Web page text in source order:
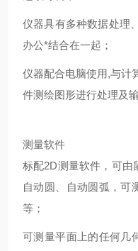
仪器具有多种数据处理
办公*结合在一起；
仪器配合电脑使用,与计
件测绘图形进行处理及
测量软件
标配2D测量软件，可由
自动圆、自动圆弧，可
等 ；
可测量平面上的任何几